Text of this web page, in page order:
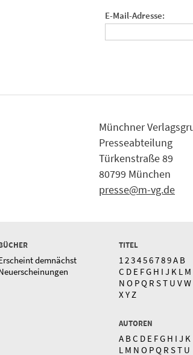
E-Mail-Adresse:
Münchner
Presseabteilung
Türkenstraße 89
80799 München
presse@m-vg.de
demnächst
TITEL
1 23456789A B
C D E FG H I J K L M
N O PQ R ST U VW
X Y Z
AUTOREN
A BC D E FG H I J K
L M N O PQ R ST U